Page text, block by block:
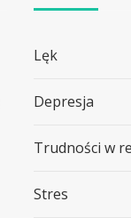
Lęk
Depresja
Trudności w
Stres